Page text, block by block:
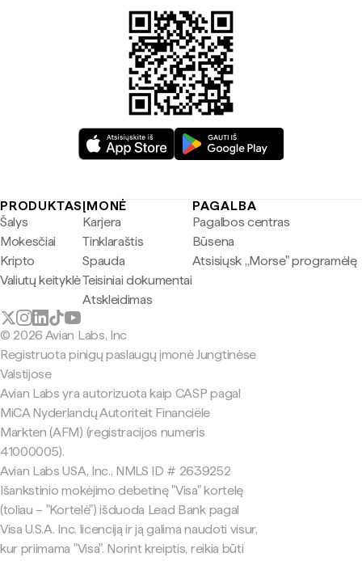
PRODUKTAS
Šalys
Mokesčiai
Kripto
Valiutų keityklė
ĮMONĖ
Karjera
Tinklaraštis
Spauda
Teisiniai dokumentai
Atskleidimas
PAGALBA
Pagalbos centras
Būsena
Atsisiųsk „Morse" programėlę
© 2026 Avian Labs, Inc
Registruota pinigų paslaugų įmonė Jungtinėse
Valstijose
Avian Labs yra autorizuota kaip CASP pagal
MiCA Nyderlandų Autoriteit Financiële
Markten (AFM) (registracijos numeris
41000005).
Avian Labs USA, Inc., NMLS ID # 2639252
Išankstinio mokėjimo debetinę "Visa" kortelę
(toliau – "Kortelė") išduoda Lead Bank pagal
Visa U.S.A. Inc. licenciją ir ją galima naudoti visur,
kur priimama "Visa". Norint kreiptis, reikia būti